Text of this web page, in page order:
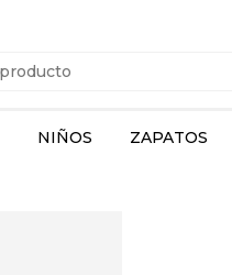
NIÑOS ZAPATOS